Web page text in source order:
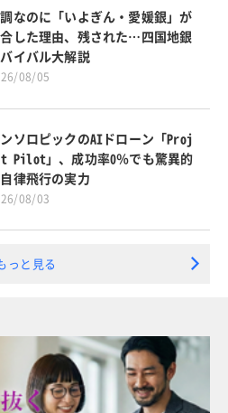
なのに「いよぎん・愛媛銀」が
した理由、残された…四国地銀
イバル大解説
08/05
ソロピックのAIドローン「Proj
Pilot」、成功率0％でも驚異的
律飛行の実力
08/03
っと見る